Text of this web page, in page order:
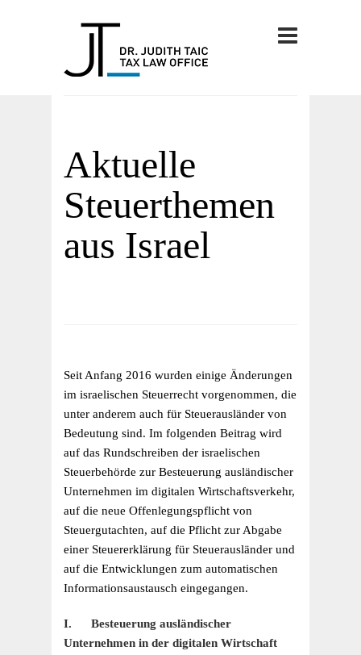
Aktuelle
Steuerthemen
aus Israel
Seit Anfang 2016 wurden einige Änderungen
im israelischen Steuerrecht vorgenommen, die
unter anderem auch für Steuerausländer von
Bedeutung sind. Im folgenden Beitrag wird
auf das Rundschreiben der israelischen
Steuerbehörde zur Besteuerung ausländischer
Unternehmen im digitalen Wirtschaftsverkehr,
auf die neue Offenlegungspflicht von
Steuergutachten, auf die Pflicht zur Abgabe
einer Steuererklärung für Steuerausländer und
auf die Entwicklungen zum automatischen
Informationsaustausch eingegangen.
I. Besteuerung ausländischer
Unternehmen in der digitalen Wirtschaft